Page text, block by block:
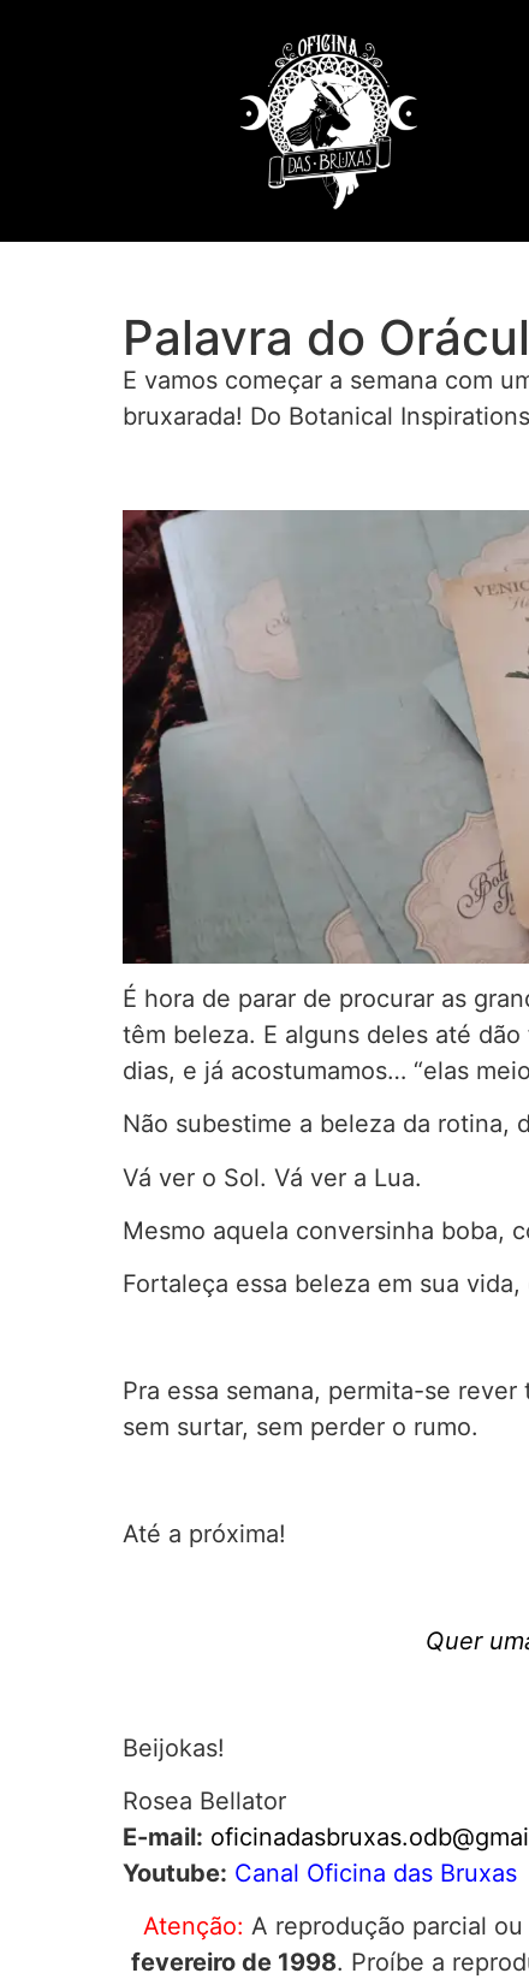
Palavra do
E vamos começar a semana com
bruxarada! Do Botanical
É hora de parar de procurar as
têm beleza. E alguns deles até
dias, e já acostumamos… “elas
Não subestime a beleza da rotina,
Vá ver o Sol. Vá ver a Lua.
Mesmo aquela conversinha boba,
Fortaleça essa beleza em sua
Pra essa semana, permita-se
sem surtar, sem perder o rumo.
Até a próxima!
Quer
Beijokas!
Rosea Bellator
E-mail:
Youtube: Canal Oficina das Bruxas
Atenção: A reprodução parcial
fevereiro de 1998. Proíbe a